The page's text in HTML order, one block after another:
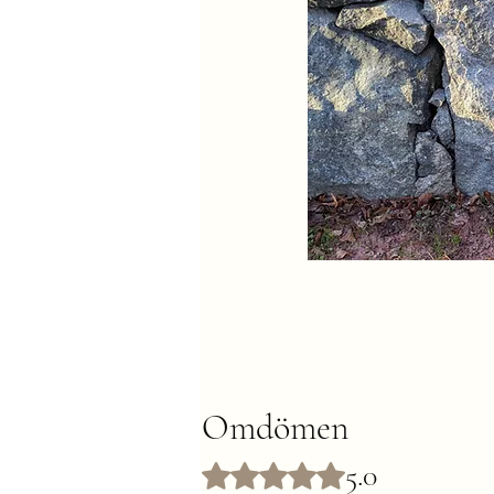
Omdömen
Betygsatt till 5 av 5 stjärnor.
5.0